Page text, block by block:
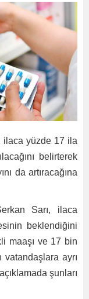
ilaca yüzde 17 ila
belirterek
da artıracağına
Sarı, ilaca
beklendiğini
maaşı ve 17 bin
ayrı
şunları